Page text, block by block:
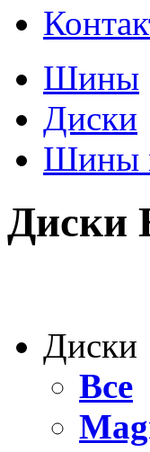
Шины
Диски
Шины
Диски
Диски
Все